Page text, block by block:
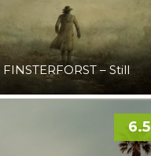
FINSTERFORST – Still
6.5